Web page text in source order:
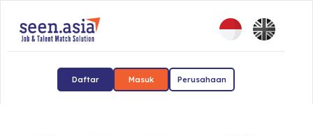
Daftar Masuk Perusahaan